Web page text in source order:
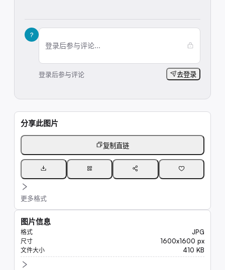
?
登录后参与评论...
登录后参与评论 去登录
分享此图片
复制直链
更多格式
图片信息
格式 JPG
尺寸 1600x1600 px
文件大小 410 KB